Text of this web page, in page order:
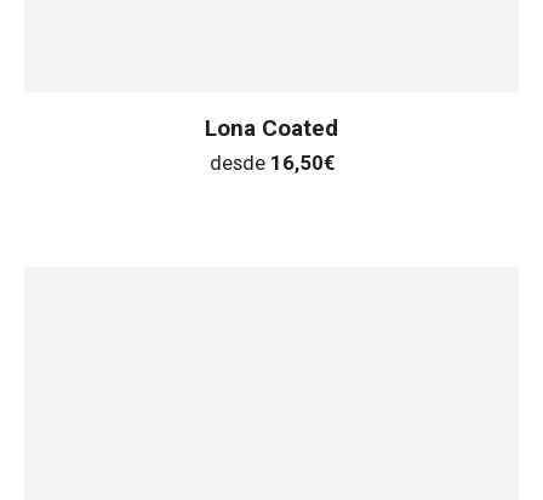
Lona Coated
desde 16,50€